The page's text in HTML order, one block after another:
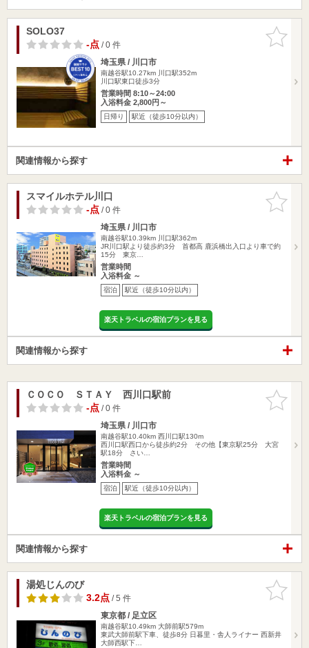
お気に入
りに追加
SOLO37
-点/ 0 件
埼玉県 / 川口市
南越谷駅10.27km
川口駅352m
川口駅東口徒歩3分
営業時間 8:10～24:00
入浴料金 2,800円～
日帰り 駅近（徒歩10分以内）
関連情報から探す
お気に入
りに追加
スマイルホテル川口
-点/ 0 件
埼玉県 / 川口市
南越谷駅10.39km
川口駅362m
JR川口駅より徒歩約3分 首都高 鹿浜橋出入口より車で約
15分 東京…
営業時間
入浴料金 ～
宿泊 駅近（徒歩10分以内）
楽天トラベルの宿泊プランを見る
関連情報から探す
お気に入
りに追加
ＣＯＣＯ ＳＴＡＹ 西川口駅前
-点/ 0 件
埼玉県 / 川口市
南越谷駅10.40km 西川口駅130m
西川口駅西口から徒歩約2分 その他【東京駅25分 大宮
駅18分 さい…
営業時間
入浴料金 ～
宿泊 駅近（徒歩10分以内）
楽天トラベルの宿泊プランを見る
関連情報から探す
お気に入
りに追加
湯処じんのび
3.2点/ 5 件
東京都 / 足立区
南越谷駅10.49km 大師前駅579m
東武大師前駅下車、徒歩8分 日暮里・舎人ライナー 西新井
大師西駅下…